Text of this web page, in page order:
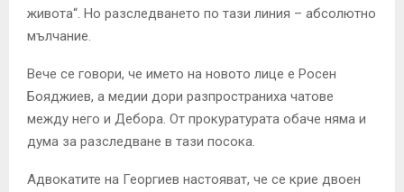
живота“. Но разследването по тази линия – абсолютно
мълчание.
Вече се говори, че името на новото лице е Росен
Бояджиев, а медии дори разпространиха чатове
между него и Дебора. От прокуратурата обаче няма и
дума за разследване в тази посока.
Адвокатите на Георгиев настояват, че се крие двоен